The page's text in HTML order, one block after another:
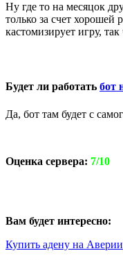
Ну где то на месяцок
только за счет
кастомизирует игру,
Будет ли работать бот
Да, бот там будет с
Оценка сервера: 7/10
Вам будет интересно:
Купить адену на Аверии